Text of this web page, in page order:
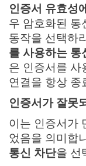
인증서 유효성
우 암호화된 통
동작을 선택하
를 사용하는 통
은 인증서를 사
연결을 항상 종
인증서가 잘못
이는 인증서가
었음을 의미합
통신 차단을 선